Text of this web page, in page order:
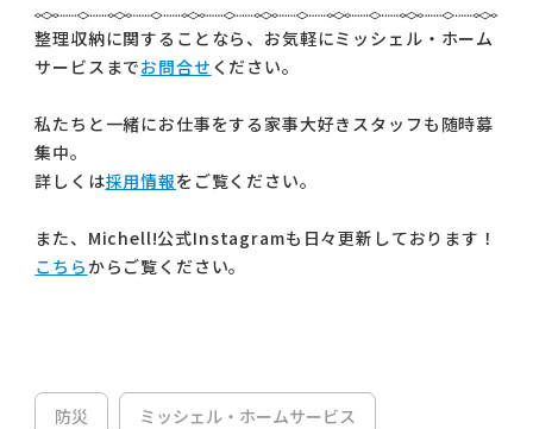
整理収納に関することなら、お気軽にミッシェル・ホーム
サービスまでお問合せ ください。
私たちと一緒にお仕事をする家事大好きスタッフも随時募
集中。
詳しくは採用情報をご覧ください。
また、Michell!公式Instagramも日々更新しております！
こちらからご覧ください。
防災 ミッシェル・ホームサービス